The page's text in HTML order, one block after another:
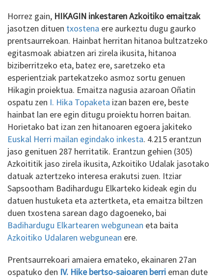
Horrez gain, HIKAGIN inkestaren Azkoitiko emaitzak
jasotzen dituen txostena ere aurkeztu dugu gaurko
prentsaurrekoan. Hainbat herritan hitanoa bultzatzeko
egitasmoak abiatzen ari zirela ikusita, hitanoa
biziberritzeko eta, batez ere, saretzeko eta
esperientziak partekatzeko asmoz sortu genuen
Hikagin proiektua. Emaitza nagusia azaroan Oñatin
ospatu zen I. Hika Topaketa izan bazen ere, beste
hainbat lan ere egin ditugu proiektu horren baitan.
Horietako bat izan zen hitanoaren egoera jakiteko
Euskal Herri mailan egindako inkesta. 4.215 erantzun
jaso genituen 287 herritatik. Erantzun gehien (305)
Azkoititik jaso zirela ikusita, Azkoitiko Udalak jasotako
datuak aztertzeko interesa erakutsi zuen. Itziar
Sapsootham Badihardugu Elkarteko kideak egin du
datuen hustuketa eta aztertketa, eta emaitza biltzen
duen txostena sarean dago dagoeneko, bai
Badihardugu Elkartearen webgunean eta baita
Azkoitiko Udalaren webgunean ere.
Prentsaurrekoari amaiera emateko, ekainaren 27an
ospatuko den IV. Hike bertso-saioaren berri eman dute